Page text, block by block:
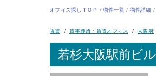
オフィス探しＴＯＰ 物件一覧 物件詳細
賃貸 貸事務所・賃貸オフィス 大阪府
若杉大阪駅前ビル